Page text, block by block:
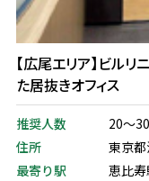
【広尾エリア】ビルリ
た居抜きオフィス
推奨人数
20～
住所
東京
最寄り駅
恵比